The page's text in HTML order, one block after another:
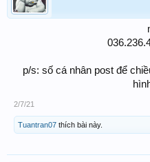
p/s: số cá nhân post để
2/7/21
Tuantran07 thích bài này.